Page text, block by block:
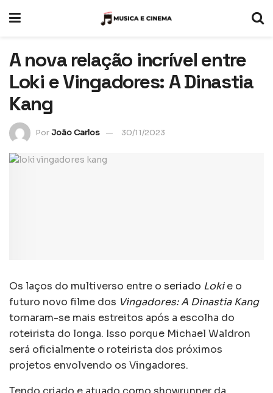
A nova relação incrível entre
Loki e Vingadores: A Dinastia
Kang
PorJoão Carlos 30/11/2023
Os laços do multiverso entre o seriado Lokie o
futuro novo filme dos Vingadores: A Dinastia Kang
tornaram-se mais estreitos após a escolha do
roteirista do longa. Isso porque Michael Waldron
será oficialmente o roteirista dos próximos
projetos envolvendo os Vingadores.